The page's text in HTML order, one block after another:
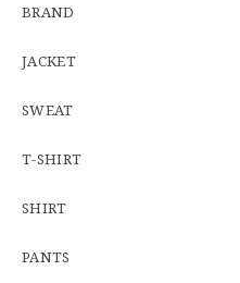
BRAND
JACKET
SWEAT
T-SHIRT
SHIRT
PANTS